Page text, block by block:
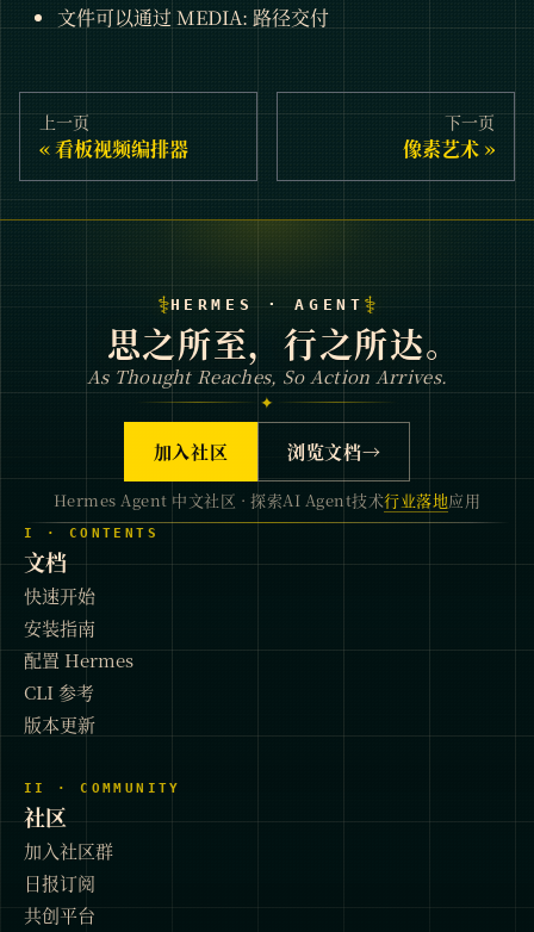
文件可以通过 MEDIA: 路径交付
上一页
看板视频编排器
下一页
像素艺术
⚕HERMES · AGENT ⚕
思之所至，行之所达。
As Thought Reaches, So Action Arrives.
✦
加入社区 浏览文档→
Hermes Agent 中文社区 · 探索AI Agent技术行业落地应用
I · CONTENTS
文档
快速开始
安装指南
配置 Hermes
CLI 参考
版本更新
II · COMMUNITY
社区
加入社区群
日报订阅
共创平台